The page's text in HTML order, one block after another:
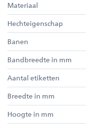
Materiaal
Hechteigenschap
Banen
Bandbreedte in mm
Aantal etiketten
Breedte in mm
Hoogte in mm